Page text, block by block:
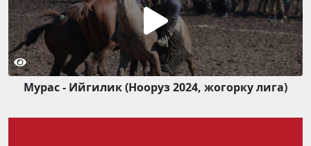
Мурас - Ийгилик (Нооруз 2024, жогорку лига)